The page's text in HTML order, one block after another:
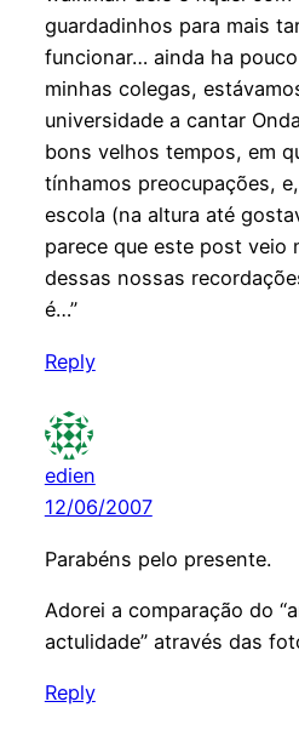
guardadinhos para mais
funcionar… ainda ha
minhas colegas,
universidade a cantar
bons velhos tempos, em
tínhamos preocupações,
escola (na altura até
parece que este post veio
dessas nossas
é…”
Reply
edien
12/06/2007
Parabéns pelo presente.
Adorei a comparação do
actulidade” através das
Reply